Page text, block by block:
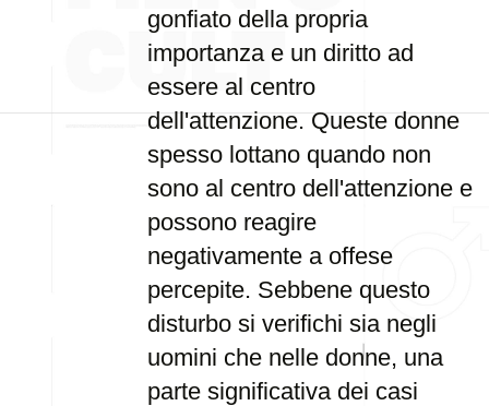
gonfiato della propria
importanza e un diritto ad
essere al centro
dell'attenzione. Queste donne
spesso lottano quando non
sono al centro dell'attenzione e
possono reagire
negativamente a offese
percepite. Sebbene questo
disturbo si verifichi sia negli
uomini che nelle donne, una
parte significativa dei casi